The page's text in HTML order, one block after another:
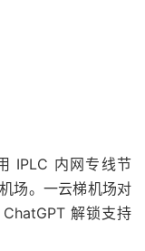
IPLC 内网专线节
场。一云梯机场对
解锁支持